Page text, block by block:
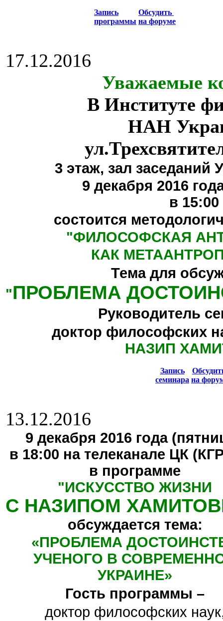
Запись
программы
Обсудить
на форуме
17.12.2016
Уважаемые
В Институте
НАН
3 этаж, зал заседаний
9 декабря 2016
в 15:00
состоится
"ФИЛОСОФСКАЯ
КАК
Тема для
"ПРОБЛЕМА
Руководитель
доктор философских
НАЗИП
Запись
семинара на
13.12.2016
9 декабря 2016 года
в 18:00 на телеканале ЦК
в программе
"ИСКУССТВО ЖИЗНИ
С НАЗИПОМ
обсуждается тема:
«ПРОБЛЕМА
УЧЕНОГО В
УКРАИНЕ»
Гость программы –
доктор философских